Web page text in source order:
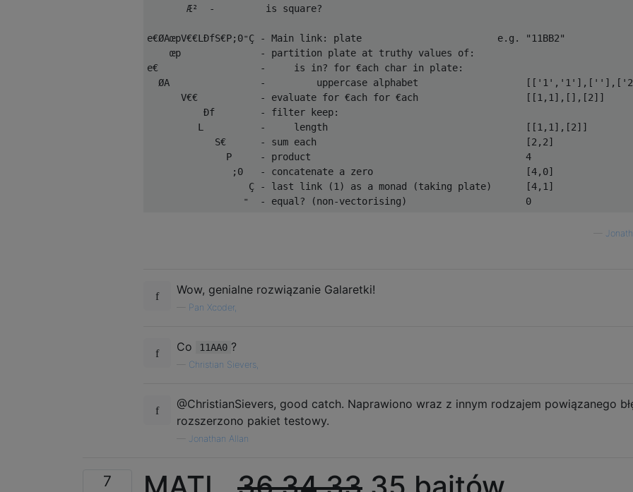
       Æ²  -         is square?
e€ØAœpV€€LÐfS€P;0⁼Ç - Main link: plate                        e.g. "11BB2"
    œp              - partition plate at truthy values of:
e€                  -     is in? for €ach char in plate:
ØA                -         uppercase alphabet
      V€€           - evaluate for €ach for €ach                   [[1,1],[],[2]]
          Ðf        - filter keep:
         L          -     length                                   [[1,1],[2]]
            S€      - sum each                                     [2,2]
              P     - product                                      4
               ;0   - concatenate a zero                           [4,0]
                  Ç - last link (1) as a monad (taking plate)      [4,1]
Wow, genialne rozwiązanie Galaretki!
Pan Xcoder,
Co 11AA0 ?
Christian Sievers,
@ChristianSievers, good catch. Naprawiono wraz z innym rodzajem powiązanego
rozszerzono pakiet testowy.
Jonathan Allan
7